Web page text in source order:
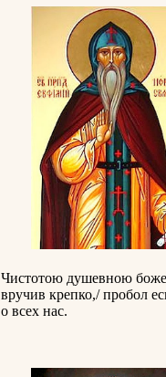
Чистотою душевною
вручив крепко,/ пробол
о всех нас.